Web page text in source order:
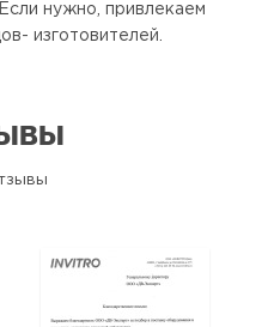
нужно, привлекаем
изготовителей.